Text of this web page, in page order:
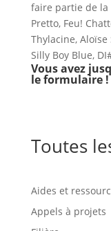
faire partie de la
Pretto, Feu!
Thylacine,
Silly Boy Blue,
Vous avez
le formulaire!
Toutes
Aides et
Appels à projets